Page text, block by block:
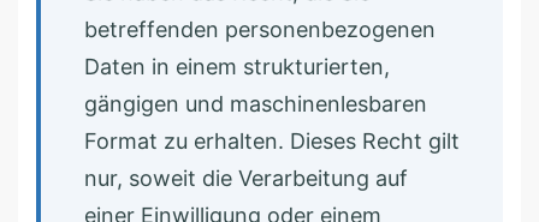
betreffenden personenbezogenen
Daten in einem strukturierten,
gängigen und maschinenlesbaren
Format zu erhalten. Dieses Recht gilt
nur, soweit die Verarbeitung auf
einer Einwilligung oder einem